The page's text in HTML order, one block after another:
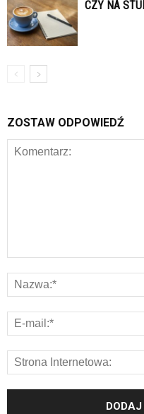
CZY NA
ZOSTAW ODPOWIEDŹ